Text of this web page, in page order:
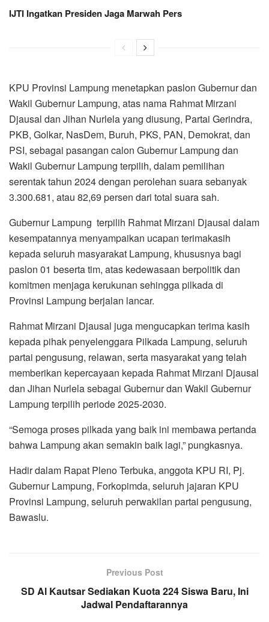
IJTI Ingatkan Presiden Jaga Marwah Pers
KPU Provinsi Lampung menetapkan paslon Gubernur dan
Wakil Gubernur Lampung, atas nama Rahmat Mirzani
Djausal dan Jihan Nurlela yang diusung, Partai Gerindra,
PKB, Golkar, NasDem, Buruh, PKS, PAN, Demokrat, dan
PSI, sebagai pasangan calon Gubernur Lampung dan
Wakil Gubernur Lampung terpilih, dalam pemilihan
serentak tahun 2024 dengan perolehan suara sebanyak
3.300.681, atau 82,69 persen dari total suara sah.
Gubernur Lampung terpilih Rahmat Mirzani Djausal dalam
kesempatannya menyampaikan ucapan terimakasih
kepada seluruh masyarakat Lampung, khususnya bagi
paslon 01 beserta tim, atas kedewasaan berpolitik dan
komitmen menjaga kerukunan sehingga pilkada di
Provinsi Lampung berjalan lancar.
Rahmat Mirzani Djausal juga mengucapkan terima kasih
kepada pihak penyelenggara Pilkada Lampung, seluruh
partai pengusung, relawan, serta masyarakat yang telah
memberikan kepercayaan kepada Rahmat Mirzani Djausal
dan Jihan Nurlela sebagai Gubernur dan Wakil Gubernur
Lampung terpilih periode 2025-2030.
“Semoga proses pilkada yang baik ini membawa pertanda
bahwa Lampung akan semakin baik lagi,” pungkasnya.
Hadir dalam Rapat Pleno Terbuka, anggota KPU RI, Pj.
Gubernur Lampung, Forkopimda, seluruh jajaran KPU
Provinsi Lampung, seluruh perwakilan partai pengusung,
Bawaslu.
Previous Post
SD Al Kautsar Sediakan Kuota 224 Siswa Baru, Ini
Jadwal Pendaftarannya